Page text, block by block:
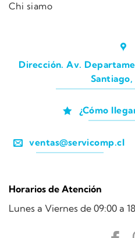
Chi siamo
Dirección. Av.
Santiago,
¿Cómo
ventas@servicomp.cl
Horarios de Atención
Lunes a Viernes de 09:00 a